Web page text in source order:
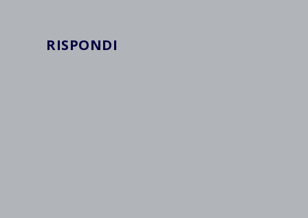
RISPONDI